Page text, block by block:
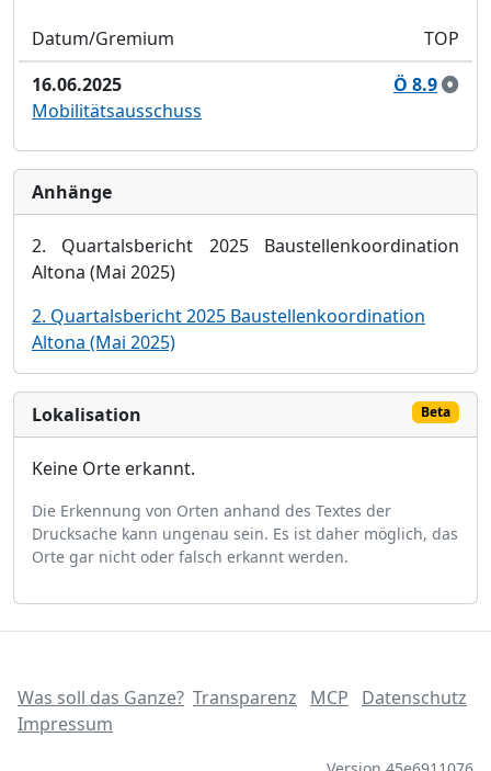
Datum/Gremium
TOP
16.06.2025
Ö 8.9
Mobilitätsausschuss
Anhänge
2. Quartalsbericht 2025 Baustellenkoordination
Altona (Mai 2025)
2. Quartalsbericht 2025 Baustellenkoordination
Altona (Mai 2025)
Lokalisation Beta
Keine Orte erkannt.
Die Erkennung von Orten anhand des Textes der
Drucksache kann ungenau sein. Es ist daher möglich, das
Orte gar nicht oder falsch erkannt werden.
Was soll das Ganze? Transparenz MCP
Datenschutz
Impressum